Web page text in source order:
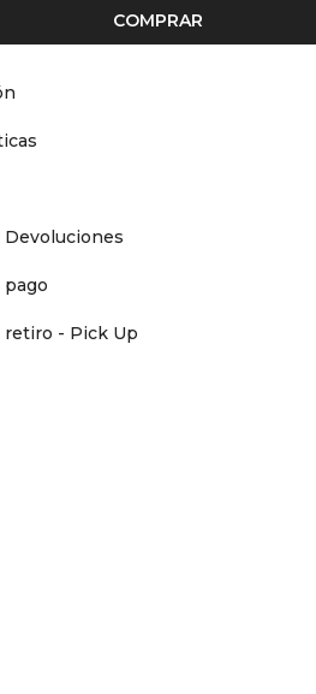
COMPRAR
Devoluciones
pago
retiro - Pick Up